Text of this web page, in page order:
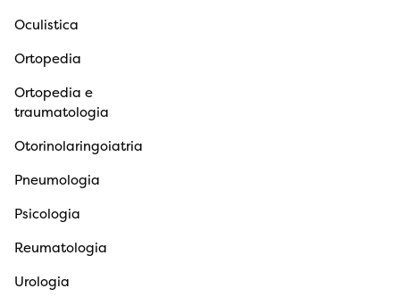
Oculistica
Ortopedia
Ortopedia e
traumatologia
Otorinolaringoiatria
Pneumologia
Psicologia
Reumatologia
Urologia